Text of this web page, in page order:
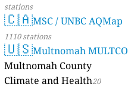
stations
🇨🇦MSC / UNBC AQMap
1110 stations
🇺🇸Multnomah MULTCO
Multnomah County
Climate and Health20